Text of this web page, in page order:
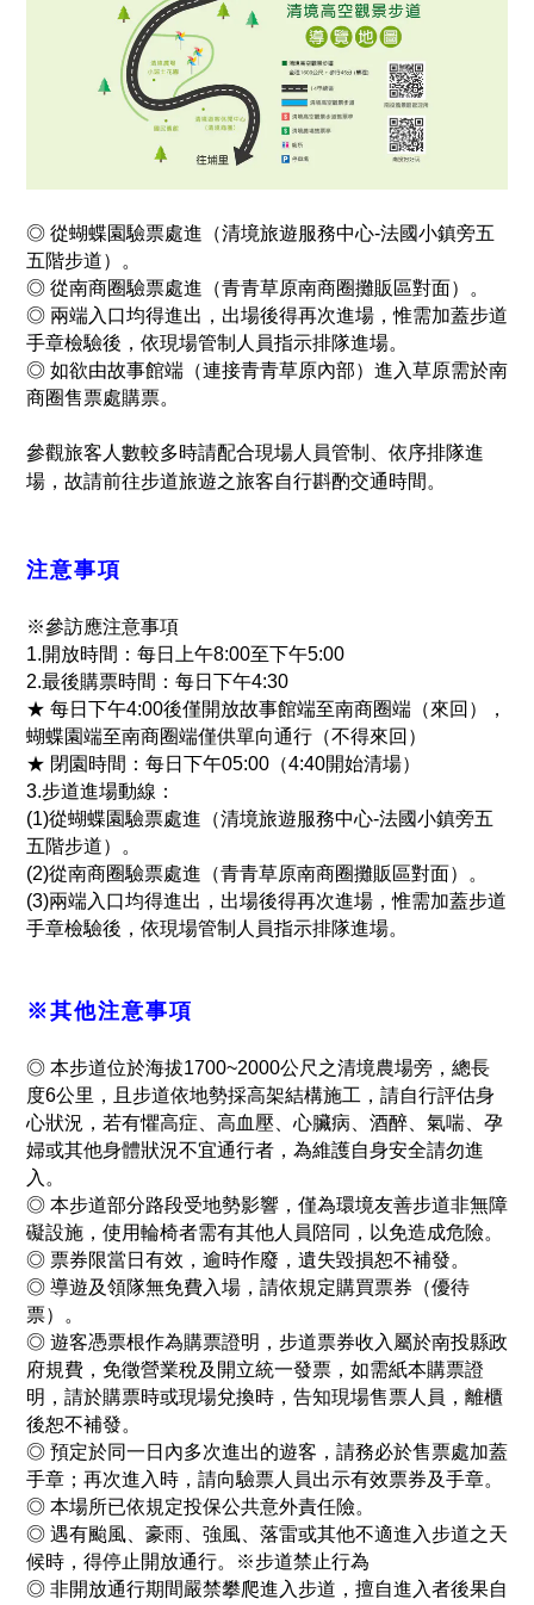
◎ 從蝴蝶園驗票處進（清境旅遊服務中心-法國小鎮旁五
五階步道）。
◎ 從南商圈驗票處進（青青草原南商圈攤販區對面）。
◎ 兩端入口均得進出，出場後得再次進場，惟需加蓋步道
手章檢驗後，依現場管制人員指示排隊進場。
◎ 如欲由故事館端（連接青青草原內部）進入草原需於南
商圈售票處購票。
參觀旅客人數較多時請配合現場人員管制、依序排隊進
場，故請前往步道旅遊之旅客自行斟酌交通時間。
注意事項
※參訪應注意事項
1.開放時間：每日上午8:00至下午5:00
2.最後購票時間：每日下午4:30
★ 每日下午4:00後僅開放故事館端至南商圈端（來回），
蝴蝶園端至南商圈端僅供單向通行（不得來回）
★ 閉園時間：每日下午05:00（4:40開始清場）
3.步道進場動線：
(1)從蝴蝶園驗票處進（清境旅遊服務中心-法國小鎮旁五
五階步道）。
(2)從南商圈驗票處進（青青草原南商圈攤販區對面）。
(3)兩端入口均得進出，出場後得再次進場，惟需加蓋步道
手章檢驗後，依現場管制人員指示排隊進場。
※其他注意事項
◎ 本步道位於海拔1700~2000公尺之清境農場旁，總長
度6公里，且步道依地勢採高架結構施工，請自行評估身
心狀況，若有懼高症、高血壓、心臟病、酒醉、氣喘、孕
婦或其他身體狀況不宜通行者，為維護自身安全請勿進
入。
◎ 本步道部分路段受地勢影響，僅為環境友善步道非無障
礙設施，使用輪椅者需有其他人員陪同，以免造成危險。
◎ 票券限當日有效，逾時作廢，遺失毀損恕不補發。
◎ 導遊及領隊無免費入場，請依規定購買票券（優待
票）。
◎ 遊客憑票根作為購票證明，步道票券收入屬於南投縣政
府規費，免徵營業稅及開立統一發票，如需紙本購票證
明，請於購票時或現場兌換時，告知現場售票人員，離櫃
後恕不補發。
◎ 預定於同一日內多次進出的遊客，請務必於售票處加蓋
手章；再次進入時，請向驗票人員出示有效票券及手章。
◎ 本場所已依規定投保公共意外責任險。
◎ 遇有颱風、豪雨、強風、落雷或其他不適進入步道之天
候時，得停止開放通行。※步道禁止行為
◎ 非開放通行期間嚴禁攀爬進入步道，擅自進入者後果自